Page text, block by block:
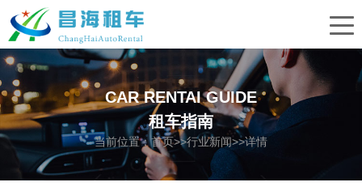
CAR RENTAI GUIDE
租车指南
当前位置：首页>>行业新闻>>详情